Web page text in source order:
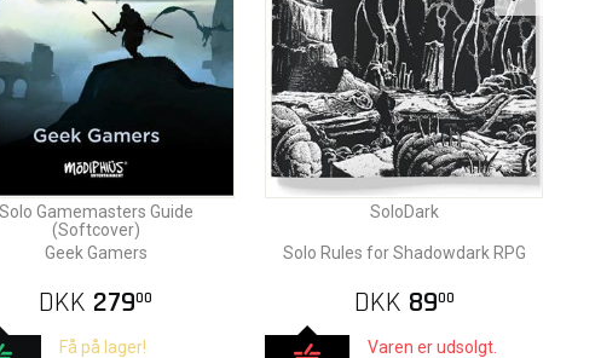
Solo Gamemasters Guide
(Softcover)
Geek Gamers
DKK 27900
Få på lager!
SoloDark
Solo Rules for Shadowdark RPG
DKK 8900
Varen er udsolgt.